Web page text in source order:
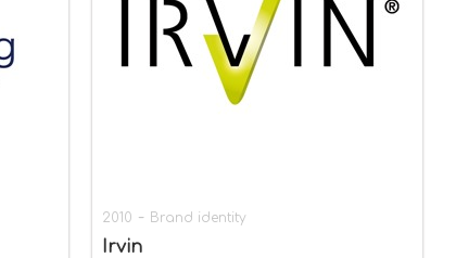
2010 - Brand identity
Irvin